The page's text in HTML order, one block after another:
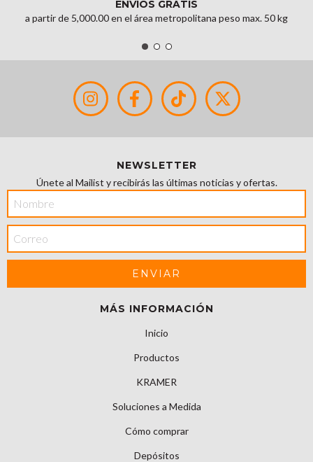
ENVÍOS GRATIS
a partir de 5,000.00 en el área metropolitana peso max. 50 kg
NEWSLETTER
Únete al Mailist y recibirás las últimas noticias y ofertas.
MÁS INFORMACIÓN
Inicio
Productos
KRAMER
Soluciones a Medida
Cómo comprar
Depósitos